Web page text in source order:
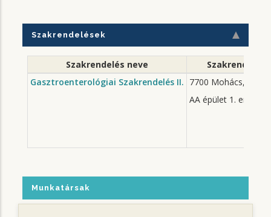
Szakrendelések
Szakrendelés neve
Szakrendelés
Gasztroenterológiai Szakrendelés II. 7700 Mohács,
AA épület 1. emelet
Munkatársak